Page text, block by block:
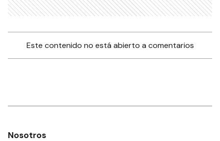
Este contenido no está abierto a comentarios
Nosotros